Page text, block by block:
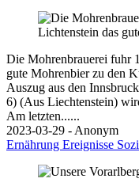
Die Mohrenbrauerei fuhr
gute Mohrenbier zu den
Auszug aus den
6) (Aus Liechtenstein)
Am letzten......
2023-03-29 - Anonym
Ernährung Ereignisse